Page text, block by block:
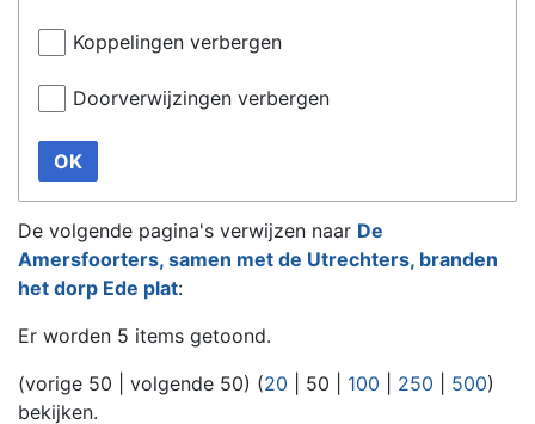
Koppelingen verbergen
Doorverwijzingen verbergen
OK
De volgende pagina's verwijzen naar De
Amersfoorters, samen met de Utrechters, branden
het dorp Ede plat:
Er worden 5 items getoond.
(vorige 50 volgende 50) (20 50 100 250 500)
bekijken.